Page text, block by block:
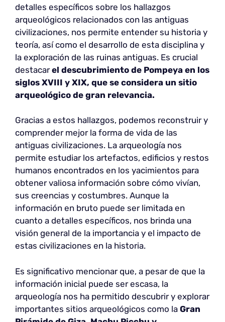
detalles específicos sobre los hallazgos
arqueológicos relacionados con las antiguas
civilizaciones, nos permite entender su historia y
teoría, así como el desarrollo de esta disciplina y
la exploración de las ruinas antiguas. Es crucial
destacarel descubrimiento de Pompeya en los
siglos XVIII y XIX, que se considera un sitio
arqueológico de gran relevancia.
Gracias a estos hallazgos, podemos reconstruir y
comprender mejor la forma de vida de las
antiguas civilizaciones. La arqueología nos
permite estudiar los artefactos, edificios y restos
humanos encontrados en los yacimientos para
obtener valiosa información sobre cómo vivían,
sus creencias y costumbres. Aunque la
información en bruto puede ser limitada en
cuanto a detalles específicos, nos brinda una
visión general de la importancia y el impacto de
estas civilizaciones en la historia.
Es significativo mencionar que, a pesar de que la
información inicial puede ser escasa, la
arqueología nos ha permitido descubrir y explorar
importantes sitios arqueológicos como la Gran